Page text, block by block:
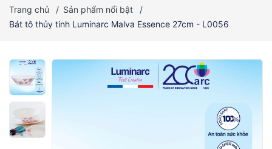
Trang chủ / Sản phẩm nổi bật
/
Bát tô thủy tinh Luminarc Malva Essence 27cm - L0056